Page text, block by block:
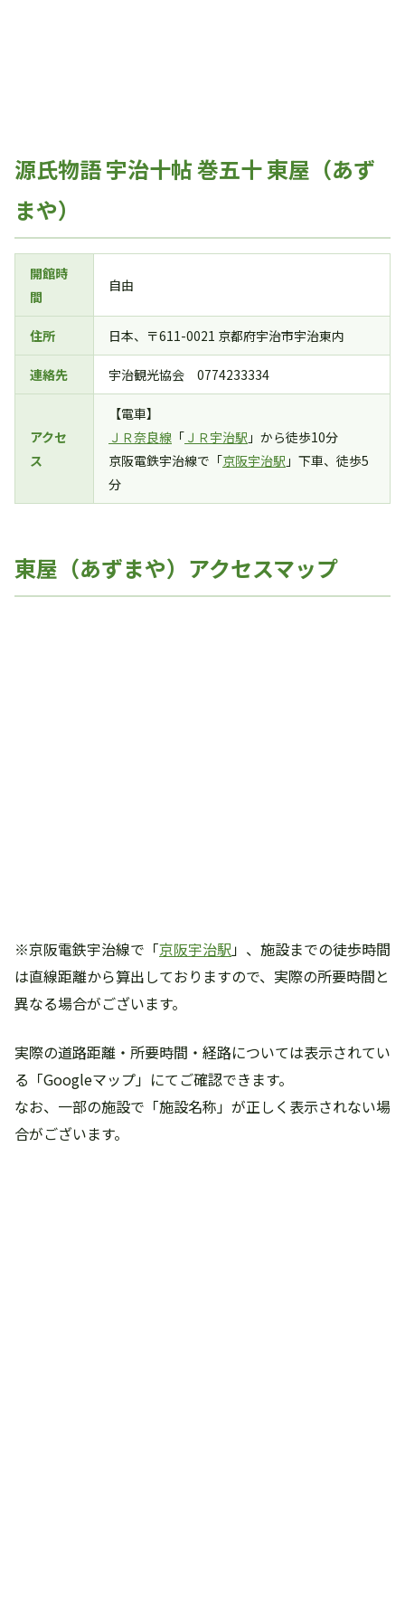
源氏物語 宇治十帖 巻五十 東屋（あず
まや）
開館時
間
自由
住所 日本、〒611-0021 京都府宇治市宇治東内
連絡先 宇治観光協会 0774233334
アクセ
ス
【電車】
ＪＲ奈良線 「 ＪＲ宇治駅 」から徒歩10分
京阪電鉄宇治線で「京阪宇治駅 」下車、徒歩5
分
東屋（あずまや）アクセスマップ
※京阪電鉄宇治線で「京阪宇治駅 」、施設までの徒歩時間
は直線距離から算出しておりますので、実際の所要時間と
異なる場合がございます。
実際の道路距離・所要時間・経路については表示されてい
る「Googleマップ」にてご確認できます。
なお、一部の施設で「施設名称」が正しく表示されない場
合がございます。